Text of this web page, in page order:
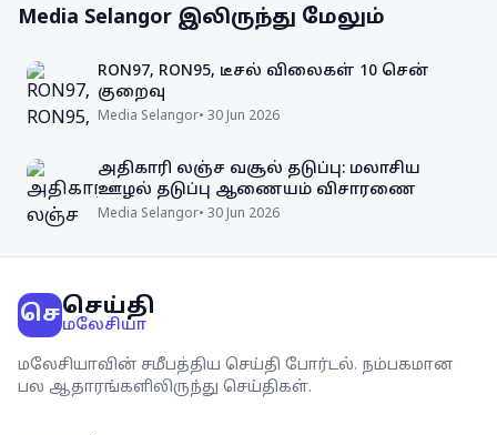
Media Selangor இலிருந்து மேலும்
RON97, RON95, டீசல் விலைகள் 10 சென்
குறைவு
Media Selangor• 30 Jun 2026
அதிகாரி லஞ்ச வசூல் தடுப்பு: மலாசிய
ஊழல் தடுப்பு ஆணையம் விசாரணை
Media Selangor• 30 Jun 2026
செசெய்தி
மலேசியா
மலேசியாவின் சமீபத்திய செய்தி போர்டல். நம்பகமான
பல ஆதாரங்களிலிருந்து செய்திகள்.